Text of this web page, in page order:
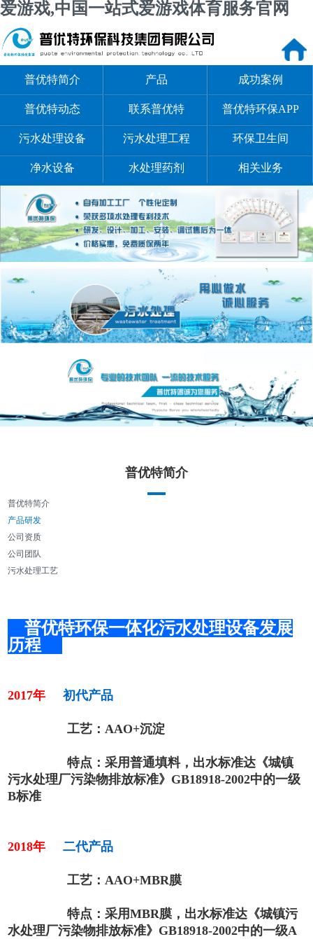
爱游戏,中国一站式爱游戏体育服务官网
普优特简介 产品 成功案例
普优特动态 联系普优特 普优特环保APP
污水处理设备 污水处理工程 环保卫生间
净水设备 水处理药剂 相关业务
普优特简介
普优特简介
产品研发
公司资质
公司团队
污水处理工艺
普优特环保一体化污水处理设备发展
历程
2017年 初代产品
工艺：AAO+沉淀
特点：采用普通填料，出水标准达《城镇
污水处理厂污染物排放标准》GB18918-2002中的一级
B标准
2018年 二代产品
工艺：AAO+MBR膜
特点：采用MBR膜，出水标准达 《城镇污
水处理厂污染物排放标准》GB18918-2002中的一级A